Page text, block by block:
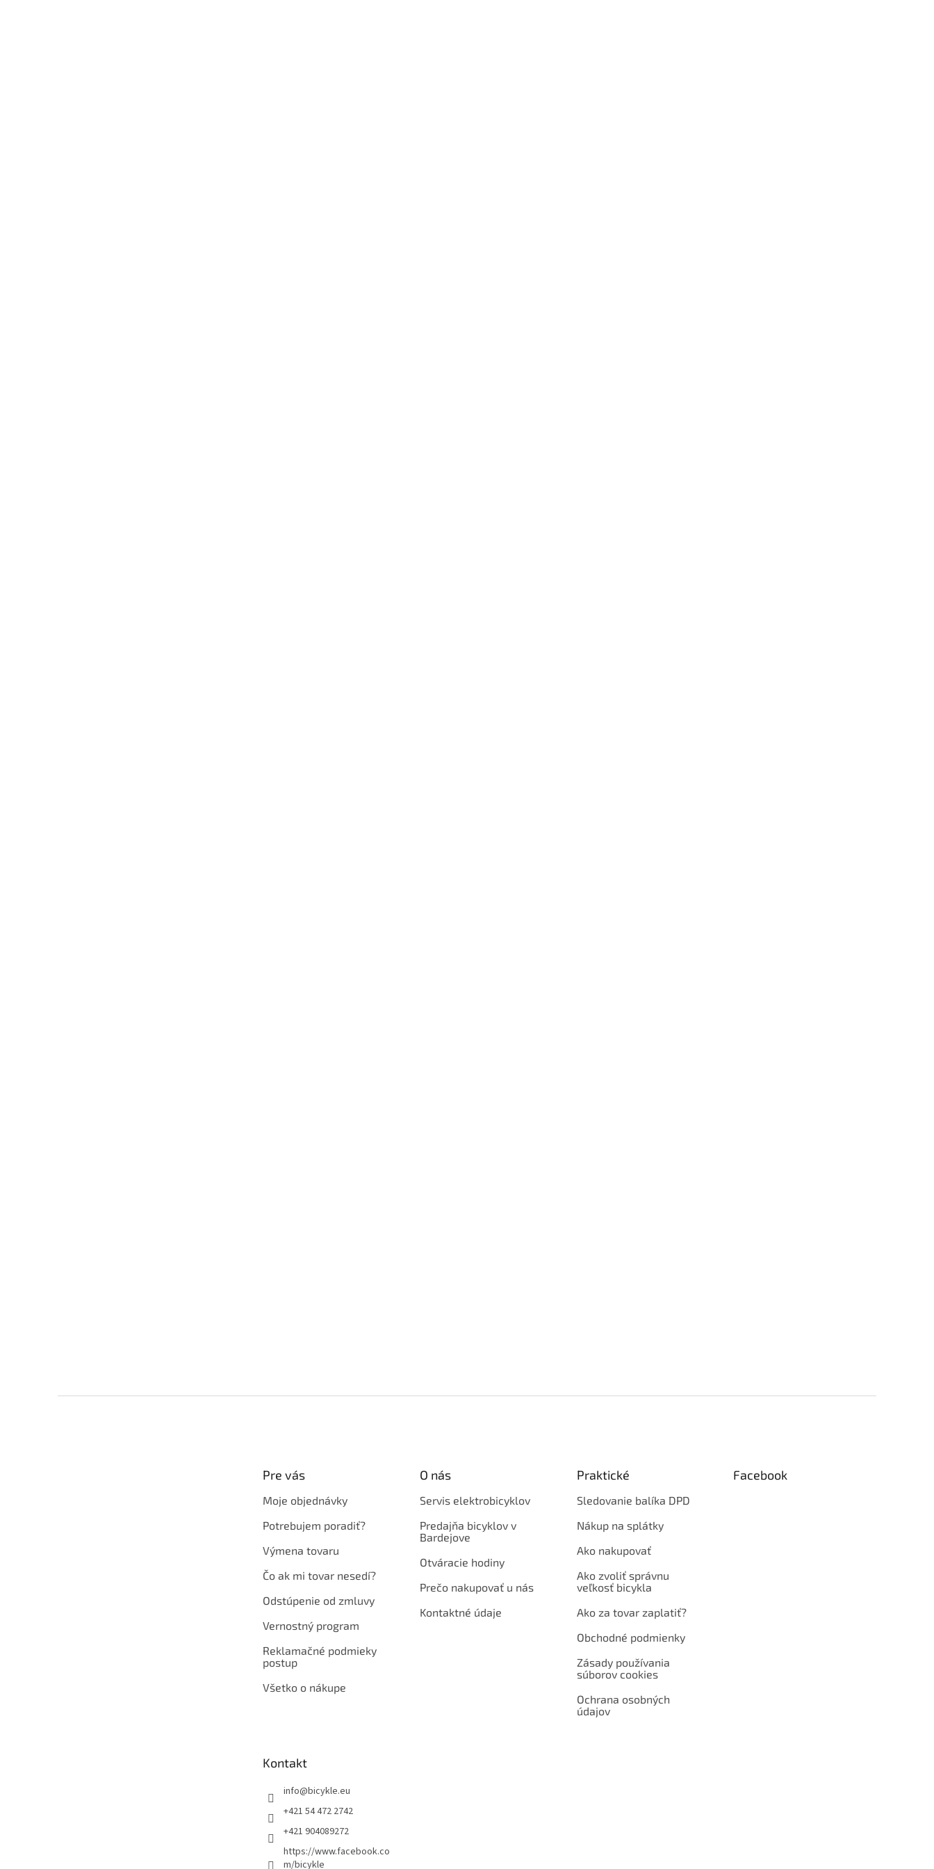
Pre vás
Moje objednávky
Potrebujem poradiť?
Výmena tovaru
Čo ak mi tovar nesedí?
Odstúpenie od zmluvy
Vernostný program
Reklamačné podmieky
postup
Všetko o nákupe
O nás
Servis elektrobicyklov
Predajňa bicyklov v
Bardejove
Otváracie hodiny
Prečo nakupovať u nás
Kontaktné údaje
Praktické
Sledovanie balíka DPD
Nákup na splátky
Ako nakupovať
Ako zvoliť správnu
veľkosť bicykla
Ako za tovar zaplatiť?
Obchodné podmienky
Zásady používania
súborov cookies
Ochrana osobných
údajov
Facebook
Kontakt
info@bicykle.eu
+421 54 472 2742
+421 904089272
https://www.facebook.co
m/bicykle